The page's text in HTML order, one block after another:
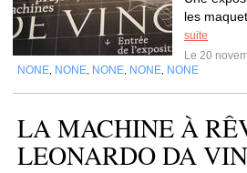
les
suite
Le 20
NONE NONE NONE NONE NONE
LA MACHINE À
LEONARDO DA